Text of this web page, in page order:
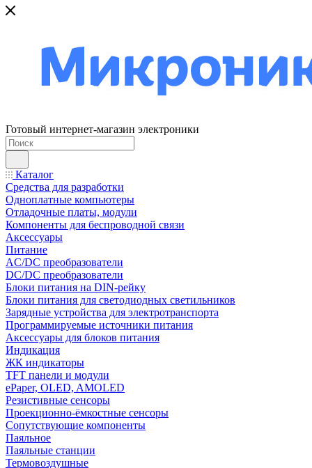
Готовый интернет-магазин электроники
Каталог
Средства для разработки
Одноплатные компьютеры
Отладочные платы, модули
Компоненты для беспроводной связи
Аксессуары
Питание
AC/DC преобразователи
DC/DC преобразователи
Блоки питания на DIN-рейку
Блоки питания для светодиодных светильников
Зарядные устройства для электротранспорта
Программируемые источники питания
Аксессуары для блоков питания
Индикация
ЖК индикаторы
TFT панели и модули
ePaper, OLED, AMOLED
Резистивные сенсоры
Проекционно-ёмкостные сенсоры
Сопутствующие компоненты
Паяльное
Паяльные станции
Термовоздушные